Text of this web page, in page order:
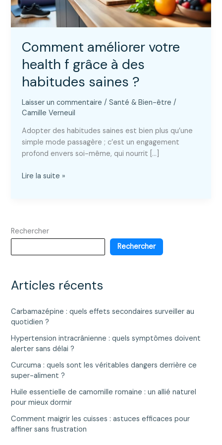
Comment améliorer votre
health f grâce à des
habitudes saines ?
Laisser un commentaire /Santé & Bien-être /
Camille Verneuil
Adopter des habitudes saines est bien plus qu’une
simple mode passagère ; c’est un engagement
profond envers soi-même, qui nourrit […]
Comment
grâce
des
saines
?
Lire la suite »
Rechercher
Rechercher
Articles récents
Carbamazépine : quels effets secondaires surveiller au
quotidien ?
Hypertension intracrânienne : quels symptômes doivent
alerter sans délai ?
Curcuma : quels sont les véritables dangers derrière ce
super-aliment ?
Huile essentielle de camomille romaine : un allié naturel
pour mieux dormir
Comment maigrir les cuisses : astuces efficaces pour
affiner sans frustration